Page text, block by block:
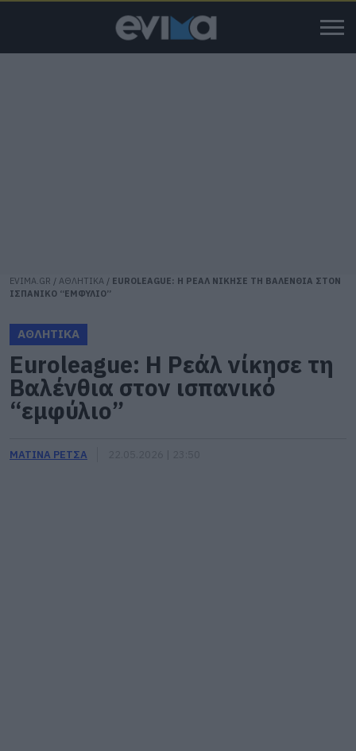
EVIMA.GR / ΑΘΛΗΤΙΚΑ / EUROLEAGUE: Η ΡΕΑΛ ΝΙΚΗΣΕ ΤΗ ΒΑΛΕΝΘΙΑ ΣΤΟΝ
ΙΣΠΑΝΙΚΟ “ΕΜΦΥΛΙΟ”
ΑΘΛΗΤΙΚΑ
Euroleague: Η Ρεάλ νίκησε τη
Βαλένθια στον ισπανικό
“εμφύλιο”
ΜΑΤΙΝΑ ΡΕΤΣΑ